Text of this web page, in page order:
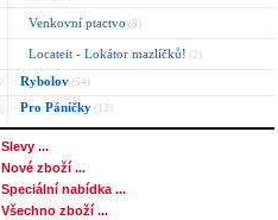
Venkovní ptactvo (8)
Locateit - Lokátor mazlíčků! (2)
Rybolov (54)
Pro Páníčky (13)
Slevy ...
Nové zboží ...
Speciální nabídka ...
Všechno zboží ...